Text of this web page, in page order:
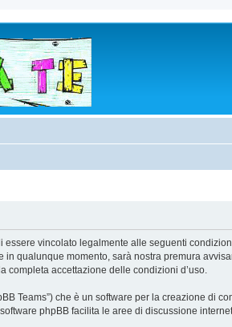
essere vincolato legalmente alle seguenti
qualunque momento, sarà nostra premura
completa accettazione delle condizioni d’uso.
Teams”) che è un software per la creazione di
software phpBB facilita le aree di discussione